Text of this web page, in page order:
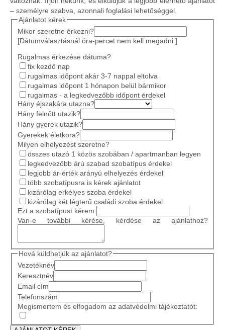
– személyre szabva, azonnali foglalási lehetőséggel.
Ajánlatot kérek
Mikor szeretne érkezni?
[Dátumválasztásnál óra-percet nem kell megadni.]
Rugalmas érkezése dátuma?
fix kezdő nap
rugalmas időpont akár 3-7 nappal eltolva
rugalmas időpont 1 hónapon belül bármikor
rugalmas - a legkedvezőbb időpont érdekel
Hány éjszakára utazna?
Hány felnőtt utazik?
Hány gyerek utazik?
Gyerekek életkora?
Milyen elhelyezést szeretne?
összes utazó 1 közös szobában / apartmanban legyen
legkedvezőbb árú szabad szobatípus érdekel
legjobb ár-érték arányú elhelyezés érdekel
több szobatípusra is kérek ajánlatot
kizárólag erkélyes szoba érdekel
kizárólag két légterű családi szoba érdekel
Ezt a szobatípust kérem:
Van-e további kérése, kérdése az ajánlathoz?
Hová küldhetjük az ajánlatot?
Vezetéknév
Keresztnév
Email cím
Telefonszám
Megismertem és elfogadom az adatvédelmi tájékoztatót: